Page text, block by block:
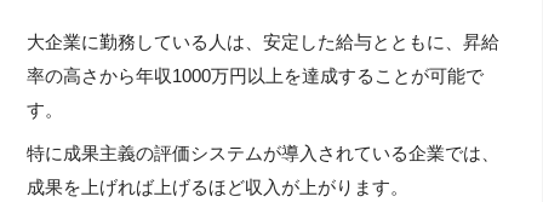
大企業に勤務している人は、安定した給与とともに、昇給
率の高さから年収1000万円以上を達成することが可能で
す。
特に成果主義の評価システムが導入されている企業では、
成果を上げれば上げるほど収入が上がります。